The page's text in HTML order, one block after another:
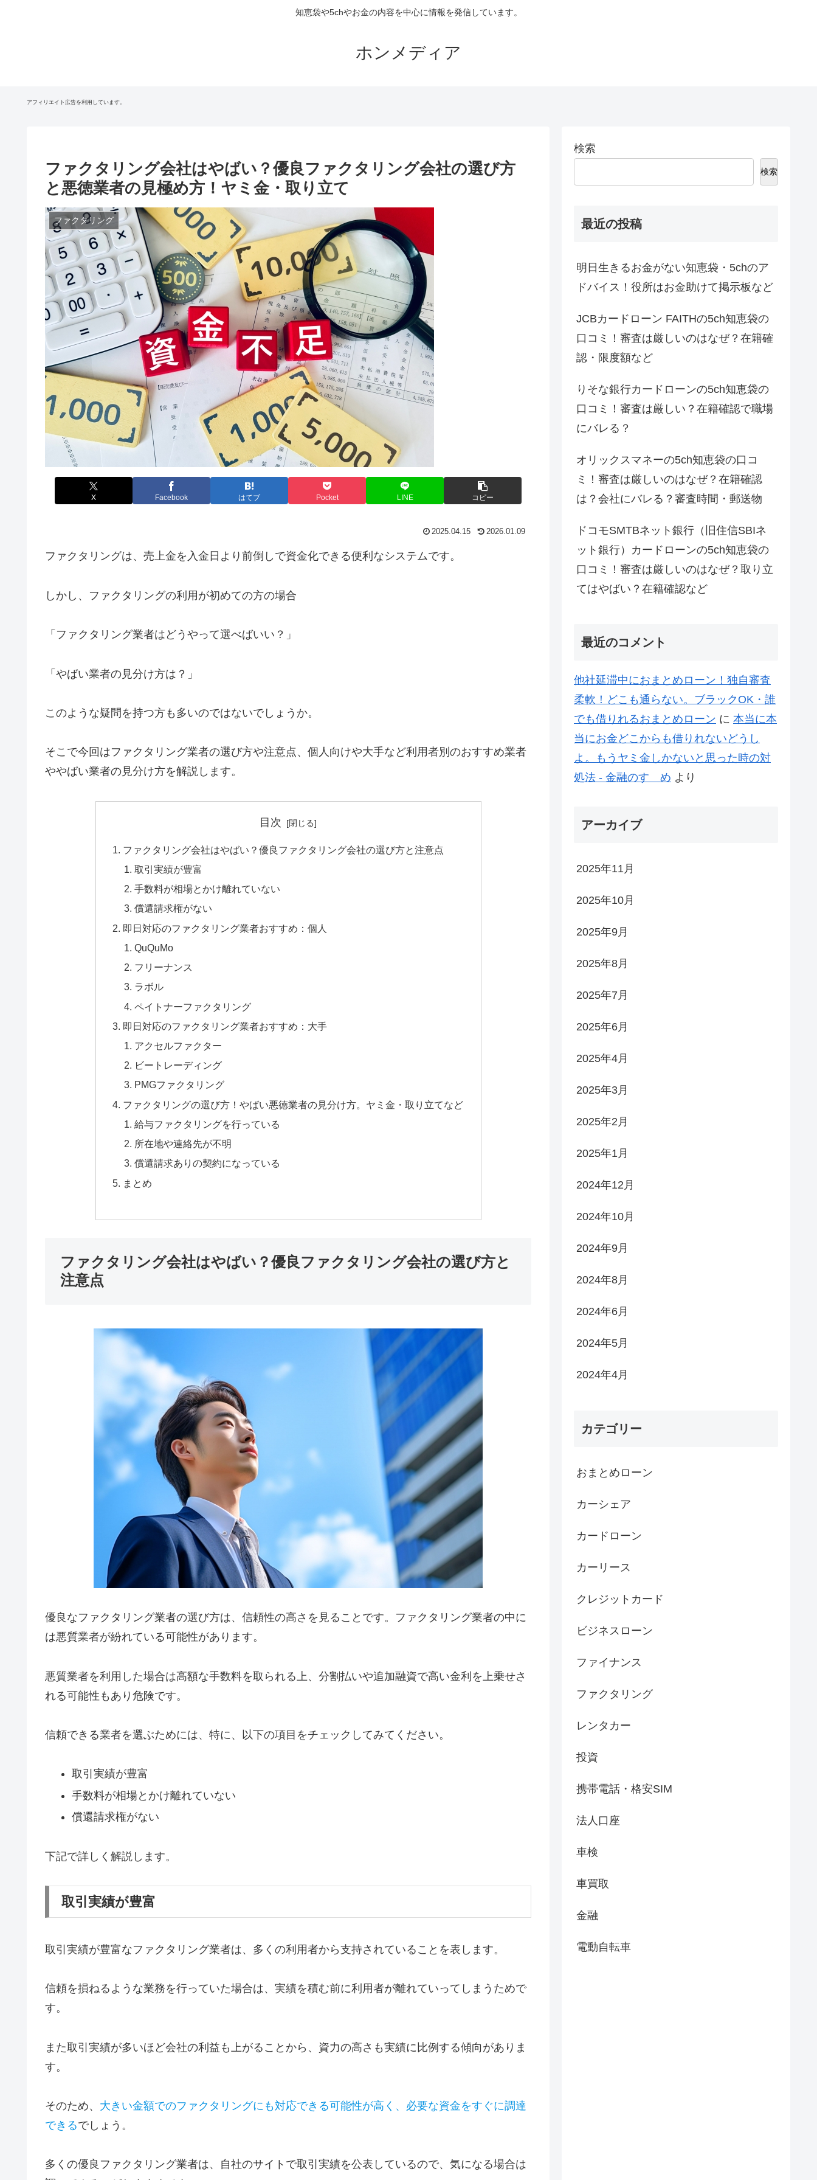
知恵袋や5chやお金の内容を中心に情報を発信しています。
ホンメディア
アフィリエイト広告を利用しています。
ファクタリング会社はやばい？優良ファクタリング会社の選び方
と悪徳業者の見極め方！ヤミ金・取り立て
ファクタリング
X Facebook はてブ Pocket LINE コピー
2025.04.15 2026.01.09
ファクタリングは、売上金を入金日より前倒しで資金化できる便利なシステムです。
しかし、ファクタリングの利用が初めての方の場合
「ファクタリング業者はどうやって選べばいい？」
「やばい業者の見分け方は？」
このような疑問を持つ方も多いのではないでしょうか。
そこで今回はファクタリング業者の選び方や注意点、個人向けや大手など利用者別のおすすめ業者
ややばい業者の見分け方を解説します。
目次
ファクタリング会社はやばい？優良ファクタリング会社の選び方と注意点
取引実績が豊富
手数料が相場とかけ離れていない
償還請求権がない
即日対応のファクタリング業者おすすめ：個人
QuQuMo
フリーナンス
ラボル
ペイトナーファクタリング
即日対応のファクタリング業者おすすめ：大手
アクセルファクター
ビートレーディング
PMGファクタリング
ファクタリングの選び方！やばい悪徳業者の見分け方。ヤミ金・取り立てなど
給与ファクタリングを行っている
所在地や連絡先が不明
償還請求ありの契約になっている
まとめ
ファクタリング会社はやばい？優良ファクタリング会社の選び方と
注意点
優良なファクタリング業者の選び方は、信頼性の高さを見ることです。ファクタリング業者の中に
は悪質業者が紛れている可能性があります。
悪質業者を利用した場合は高額な手数料を取られる上、分割払いや追加融資で高い金利を上乗せさ
れる可能性もあり危険です。
信頼できる業者を選ぶためには、特に、以下の項目をチェックしてみてください。
取引実績が豊富
手数料が相場とかけ離れていない
償還請求権がない
下記で詳しく解説します。
取引実績が豊富
取引実績が豊富なファクタリング業者は、多くの利用者から支持されていることを表します。
信頼を損ねるような業務を行っていた場合は、実績を積む前に利用者が離れていってしまうためで
す。
また取引実績が多いほど会社の利益も上がることから、資力の高さも実績に比例する傾向がありま
す。
そのため、 大きい金額でのファクタリングにも対応できる可能性が高く、必要な資金をすぐに調達
できるでしょう。
多くの優良ファクタリング業者は、自社のサイトで取引実績を公表しているので、気になる場合は
検索
検索
最近の投稿
明日生きるお金がない知恵袋・5chのア
ドバイス！役所はお金助けて掲示板など
JCBカードローン FAITHの5ch知恵袋の
口コミ！審査は厳しいのはなぜ？在籍確
認・限度額など
りそな銀行カードローンの5ch知恵袋の
口コミ！審査は厳しい？在籍確認で職場
にバレる？
オリックスマネーの5ch知恵袋の口コ
ミ！審査は厳しいのはなぜ？在籍確認
は？会社にバレる？審査時間・郵送物
ドコモSMTBネット銀行（旧住信SBIネ
ット銀行）カードローンの5ch知恵袋の
口コミ！審査は厳しいのはなぜ？取り立
てはやばい？在籍確認など
最近のコメント
他社延滞中におまとめローン！独自審査
柔軟！どこも通らない。ブラックOK・誰
でも借りれるおまとめローン に 本当に本
当にお金どこからも借りれないどうし
よ。もうヤミ金しかないと思った時の対
処法 - 金融のすゝめ より
アーカイブ
2025年11月
2025年10月
2025年9月
2025年8月
2025年7月
2025年6月
2025年4月
2025年3月
2025年2月
2025年1月
2024年12月
2024年10月
2024年9月
2024年8月
2024年6月
2024年5月
2024年4月
カテゴリー
おまとめローン
カーシェア
カードローン
カーリース
クレジットカード
ビジネスローン
ファイナンス
ファクタリング
レンタカー
投資
携帯電話・格安SIM
法人口座
車検
車買取
金融
電動自転車